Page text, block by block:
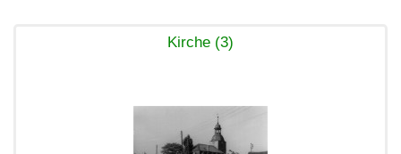
Kirche (3)